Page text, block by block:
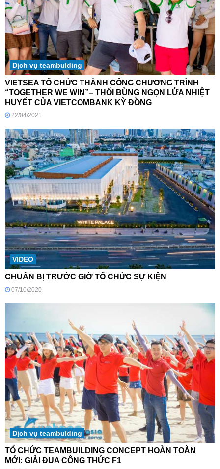
Dịch vụ teambulding
VIETSEA TỔ CHỨC THÀNH CÔNG CHƯƠNG TRÌNH
“TOGETHER WE WIN”– THỔI BÙNG NGỌN LỬA NHIỆT
HUYẾT CỦA VIETCOMBANK KỲ ĐỒNG
22/04/2021
VIDEO
CHUẨN BỊ TRƯỚC GIỜ TỔ CHỨC SỰ KIỆN
07/10/2020
Dịch vụ teambulding
TỔ CHỨC TEAMBUILDING CONCEPT HOÀN TOÀN
MỚI: GIẢI ĐUA CÔNG THỨC F1